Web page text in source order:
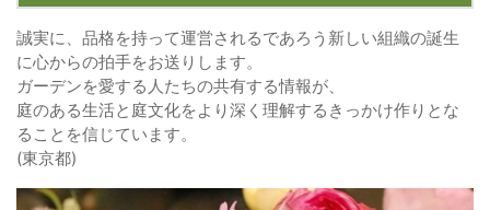
誠実に、品格を持って運営されるであろう新しい組織の誕生
に心からの拍手をお送りします。
ガーデンを愛する人たちの共有する情報が、
庭のある生活と庭文化をより深く理解するきっかけ作りとな
ることを信じています。
(東京都)